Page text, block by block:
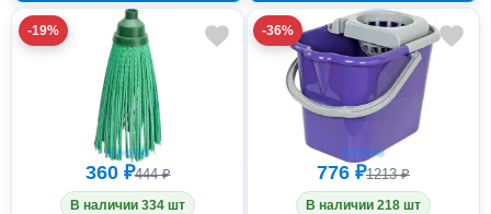
пластиной
-19%
360 ₽444 ₽
В наличии 334 шт
-36%
776 ₽1213 ₽
В наличии 218 шт